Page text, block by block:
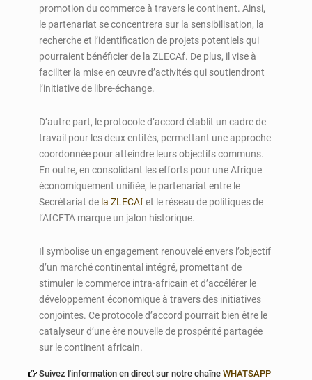
promotion du commerce à travers le continent. Ainsi,
le partenariat se concentrera sur la sensibilisation, la
recherche et l’identification de projets potentiels qui
pourraient bénéficier de la ZLECAf. De plus, il vise à
faciliter la mise en œuvre d’activités qui soutiendront
l’initiative de libre-échange.
D’autre part, le protocole d’accord établit un cadre de
travail pour les deux entités, permettant une approche
coordonnée pour atteindre leurs objectifs communs.
En outre, en consolidant les efforts pour une Afrique
économiquement unifiée, le partenariat entre le
Secrétariat de la ZLECAfet le réseau de politiques de
l’AfCFTA marque un jalon historique.
Il symbolise un engagement renouvelé envers l’objectif
d’un marché continental intégré, promettant de
stimuler le commerce intra-africain et d’accélérer le
développement économique à travers des initiatives
conjointes. Ce protocole d’accord pourrait bien être le
catalyseur d’une ère nouvelle de prospérité partagée
sur le continent africain.
Suivez l'information en direct sur notre chaîne WHATSAPP